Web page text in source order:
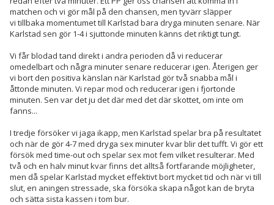
matchen och vi gör mål på den chansen, men tyvärr släpper
vi tillbaka momentumet till Karlstad bara dryga minuten senare. När
Karlstad sen gör 1-4 i sjuttonde minuten känns det riktigt tungt.
Vi får blodad tand direkt i andra perioden då vi reducerar
omedelbart och några minuter senare reducerar igen. Återigen ger
vi bort den positiva känslan när Karlstad gör två snabba mål i
åttonde minuten. Vi repar mod och reducerar igen i fjortonde
minuten. Sen var det ju det där med det där skottet, om inte om
fanns...
I tredje försöker vi jaga ikapp, men Karlstad spelar bra på resultatet
och när de gör 4-7 med dryga sex minuter kvar blir det tufft. Vi gör ett
försök med time-out och spelar sex mot fem vilket resulterar. Med
två och en halv minut kvar finns det alltså fortfarande möjligheter,
men då spelar Karlstad mycket effektivt bort mycket tid och när vi till
slut, en aningen stressade, ska försöka skapa något kan de bryta
och sätta sista kassen i tom bur.